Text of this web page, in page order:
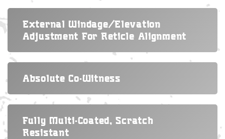
External Windage/elevation
Adjustment For Reticle Alignment
Absolute Co-Witness
Fully Multi-Coated, Scratch
Resistant